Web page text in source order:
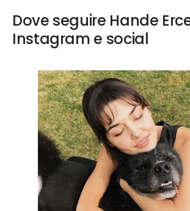
Dove seguire Hande
Instagram e social